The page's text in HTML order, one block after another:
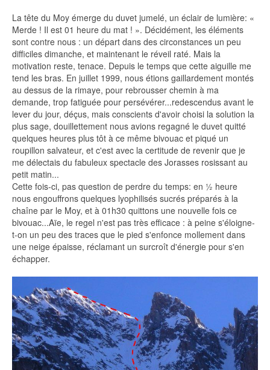
La tête du Moy émerge du duvet jumelé, un éclair de lumière: «
Merde ! Il est 01 heure du mat ! ». Décidément, les éléments
sont contre nous : un départ dans des circonstances un peu
difficiles dimanche, et maintenant le réveil raté. Mais la
motivation reste, tenace. Depuis le temps que cette aiguille me
tend les bras. En juillet 1999, nous étions gaillardement montés
au dessus de la rimaye, pour rebrousser chemin à ma
demande, trop fatiguée pour persévérer...redescendus avant le
lever du jour, déçus, mais conscients d'avoir choisi la solution la
plus sage, douillettement nous avions regagné le duvet quitté
quelques heures plus tôt à ce même bivouac et piqué un
roupillon salvateur, et c'est avec la certitude de revenir que je
me délectais du fabuleux spectacle des Jorasses rosissant au
petit matin...
Cette fois-ci, pas question de perdre du temps: en ½ heure
nous engouffrons quelques lyophilisés sucrés préparés à la
chaîne par le Moy, et à 01h30 quittons une nouvelle fois ce
bivouac...Aïe, le regel n'est pas très efficace : à peine s'éloigne-
t-on un peu des traces que le pied s'enfonce mollement dans
une neige épaisse, réclamant un surcroît d'énergie pour s'en
échapper.